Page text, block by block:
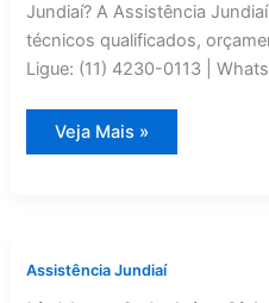
Jundiaí? A Assistência
técnicos qualificados,
Ligue: (11) 4230-0113 |
Blomberg
Geladeira
—
Assistência
Jundiaí
Veja Mais »
Assistência Jundiaí